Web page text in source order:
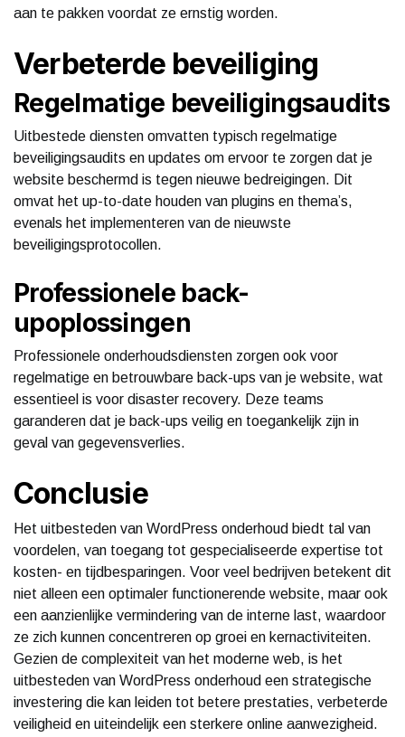
aan te pakken voordat ze ernstig worden.
Verbeterde beveiliging
Regelmatige beveiligingsaudits
Uitbestede diensten omvatten typisch regelmatige
beveiligingsaudits en updates om ervoor te zorgen dat je
website beschermd is tegen nieuwe bedreigingen. Dit
omvat het up-to-date houden van plugins en thema’s,
evenals het implementeren van de nieuwste
beveiligingsprotocollen.
Professionele back-
upoplossingen
Professionele onderhoudsdiensten zorgen ook voor
regelmatige en betrouwbare back-ups van je website, wat
essentieel is voor disaster recovery. Deze teams
garanderen dat je back-ups veilig en toegankelijk zijn in
geval van gegevensverlies.
Conclusie
Het uitbesteden van WordPress onderhoud biedt tal van
voordelen, van toegang tot gespecialiseerde expertise tot
kosten- en tijdbesparingen. Voor veel bedrijven betekent dit
niet alleen een optimaler functionerende website, maar ook
een aanzienlijke vermindering van de interne last, waardoor
ze zich kunnen concentreren op groei en kernactiviteiten.
Gezien de complexiteit van het moderne web, is het
uitbesteden van WordPress onderhoud een strategische
investering die kan leiden tot betere prestaties, verbeterde
veiligheid en uiteindelijk een sterkere online aanwezigheid.